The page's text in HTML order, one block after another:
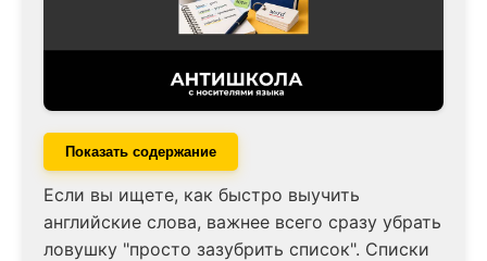
Показать содержание
Если вы ищете, как быстро выучить
английские слова, важнее всего сразу убрать
ловушку "просто зазубрить список". Списки